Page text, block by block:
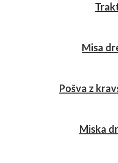
Misa
Pošva z
Miska